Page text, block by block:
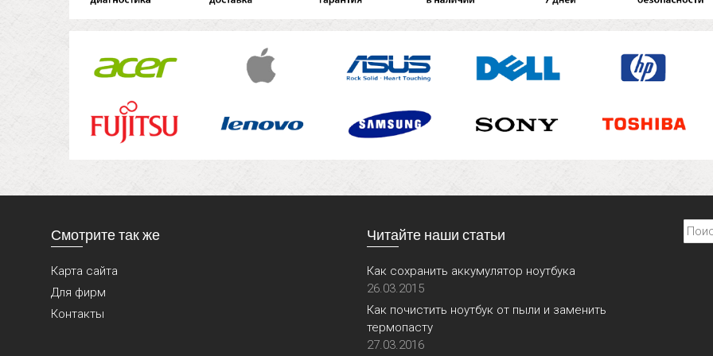
Смотрите так же
Карта сайта
Для фирм
Контакты
Читайте наши статьи
Как сохранить аккумулятор ноутбука
26.03.2015
Как почистить ноутбук от пыли и заменить
термопасту
27.03.2016